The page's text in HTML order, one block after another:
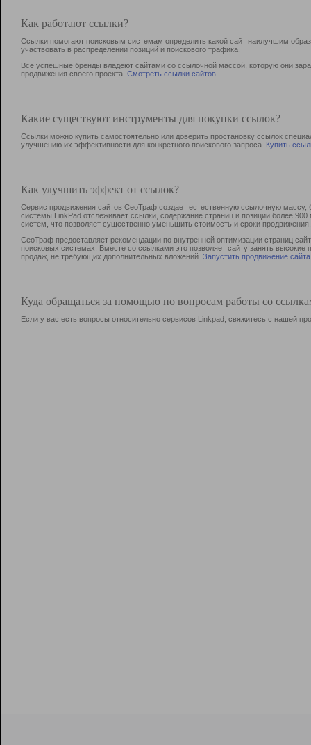
Как работают ссылки?
Ссылки помогают поисковым системам определить какой сайт наилучшим
участвовать в раcпределении позиций и поискового трафика.
Все успешные бренды владеют сайтами со ссылочной массой, которую они
продвижения своего проекта. Смотреть ссылки сайтов
Какие существуют инструменты для покупки ссылок?
Ссылки можно купить самостоятельно или доверить простановку ссылок
улучшению их эффективности для конкретного поискового запроса. Купить
Как улучшить эффект от ссылок?
Сервис продвижения сайтов СеоТраф создает естественную ссылочную
системы LinkPad отслеживает ссылки, содержание страниц и позиции более
систем, что позволяет существенно уменьшить стоимость и сроки продвижения.
СеоТраф предоставляет рекомендации по внутренней оптимизации страниц
поисковых системах. Вместе со ссылками это позволяет сайту занять
продаж, не требующих дополнительных вложений. Запустить продвижение сайта
Куда обращаться за помощью по вопросам работы со
Если у вас есть вопросы относительно сервисов Linkpad, свяжитесь с нашей